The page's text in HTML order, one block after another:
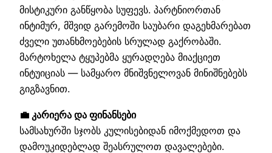
მისტიკური განწყობა სუფევს. პარტნიორთან
ინტიმურ, მშვიდ გარემოში საუბარი დაგეხმარებათ
ძველი უთანხმოებების სრულად გაქრობაში.
მარტოხელა ტყუპებმა ყურადღება მიაქციეთ
ინტუიციას — სამყარო მნიშვნელოვან მინიშნებებს
გიგზავნით.
💼 კარიერა და ფინანსები
სამსახურში სჯობს კულისებიდან იმოქმედოთ და
დამოუკიდებლად შეასრულოთ დავალებები.